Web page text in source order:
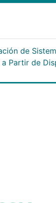
de
Partir de